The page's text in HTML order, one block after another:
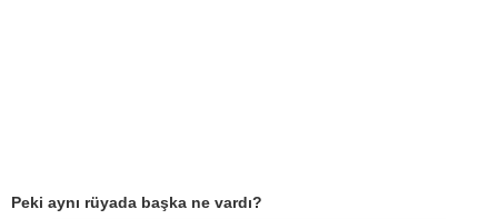
Peki aynı rüyada başka ne vardı?